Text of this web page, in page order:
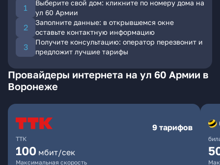
Выберите свой дом: кликните по номеру дома на
ул 60 Армии
Заполните данные: в открывшемся окне
оставьте контактную информацию
Получите консультацию: оператор перезвонит и
предложит лучшие тарифы
Провайдеры интернета на ул 60 Армии в
Воронеже
ТТК
9 тарифов
100 мбит/сек
Максимальная скорость